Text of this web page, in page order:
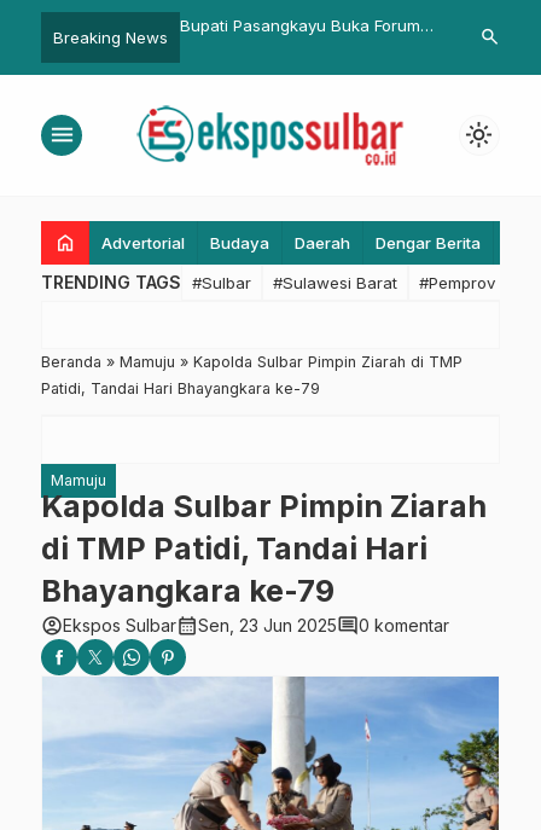
Breaking News
Beretika
Bupati Pasangkayu Buka Forum
OPD
Visitasi KJSU di RSUD
Layanan Penyakit
search
menu light_mode
home Advertorial Budaya Daerah Dengar Berita
TRENDING TAGS #Sulbar #Sulawesi Barat #Pemprov
Beranda » Mamuju » Kapolda Sulbar Pimpin Ziarah di TMP
Patidi, Tandai Hari Bhayangkara ke-79
Mamuju
Kapolda Sulbar Pimpin Ziarah
di TMP Patidi, Tandai Hari
Bhayangkara ke-79
account_circleEkspos Sulbarcalendar_monthSen, 23 Jun 2025comment0 komentar